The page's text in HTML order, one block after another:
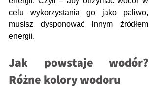
celu wykorzystania go jako paliwo,
musisz dysponować innym źródłem
energii.
Jak powstaje wodór?
Różne kolory wodoru